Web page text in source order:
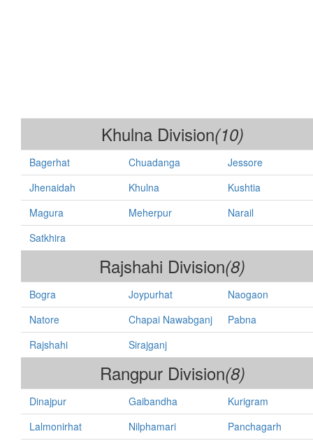
Khulna Division(10)
Bagerhat Chuadanga
Jessore
Jhenaidah
Khulna
Kushtia
Magura
Meherpur
Narail
Satkhira
Rajshahi Division(8)
Bogra Joypurhat
Naogaon
Natore
Chapai Nawabganj
Pabna
Rajshahi
Sirajganj
Rangpur Division(8)
Dinajpur Gaibandha
Kurigram
Lalmonirhat
Nilphamari
Panchagarh